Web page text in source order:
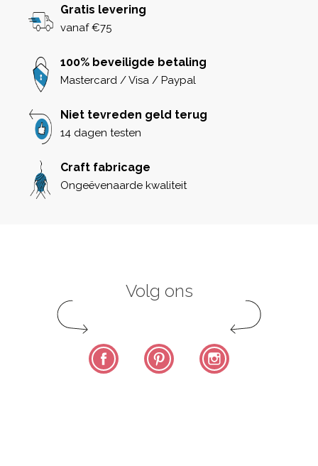
Gratis levering
vanaf €75
100% beveiligde betaling
Mastercard / Visa / Paypal
Niet tevreden geld terug
14 dagen testen
Craft fabricage
Ongeëvenaarde kwaliteit
Volg ons
Facebook Pinterest